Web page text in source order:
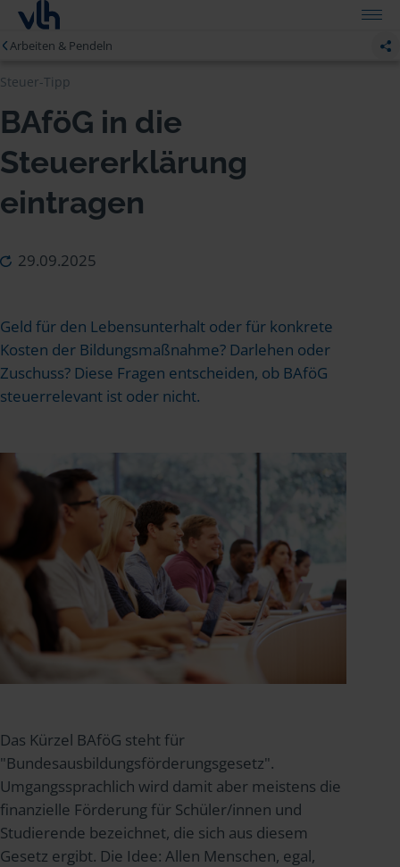
Arbeiten & Pendeln
Steuer-Tipp
BAföG in die
Steuererklärung
eintragen
29.09.2025
Geld für den Lebensunterhalt oder für konkrete
Kosten der Bildungsmaßnahme? Darlehen oder
Zuschuss? Diese Fragen entscheiden, ob BAföG
steuerrelevant ist oder nicht.
Das Kürzel BAföG steht für
"Bundesausbildungsförderungsgesetz".
Umgangssprachlich wird damit aber meistens die
finanzielle Förderung für Schüler/innen und
Studierende bezeichnet, die sich aus diesem
Gesetz ergibt. Die Idee: Allen Menschen, egal,